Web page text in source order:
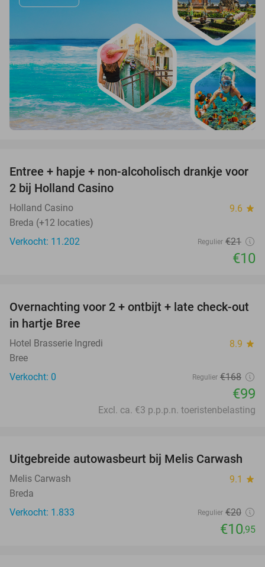
52%
Entree + hapje + non-alcoholisch drankje voor
2 bij Holland Casino
Holland Casino 9.6 star
Breda (+12 locaties)
Verkocht: 11.202
Regulier €21
€10
41%
TODAY
Overnachting voor 2 + ontbijt + late check-out
in hartje Bree
Hotel Brasserie Ingredi 8.9 star
Bree
Verkocht: 0
Regulier €168
€99
Excl. ca. €3 p.p.p.n. toeristenbelasting
45%
Uitgebreide autowasbeurt bij Melis Carwash
Melis Carwash 9.1 star
Breda
Verkocht: 1.833
Regulier €20
€10,95